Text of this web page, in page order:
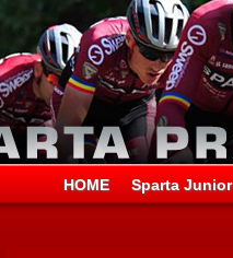
HOME Sparta Junior